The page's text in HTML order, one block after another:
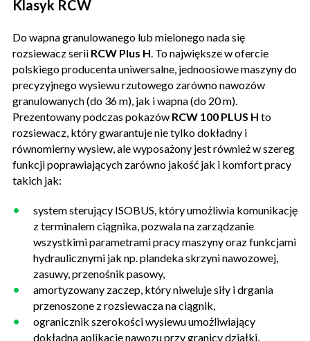
Klasyk RCW
Do wapna granulowanego lub mielonego nada się
rozsiewacz serii RCW Plus H . To największe w ofercie
polskiego producenta uniwersalne, jednoosiowe maszyny do
precyzyjnego wysiewu rzutowego zarówno nawozów
granulowanych (do 36 m), jak i wapna (do 20 m).
Prezentowany podczas pokazów RCW 100 PLUS H to
rozsiewacz, który gwarantuje nie tylko dokładny i
równomierny wysiew, ale wyposażony jest również w szereg
funkcji poprawiających zarówno jakość jak i komfort pracy
takich jak:
system sterujący ISOBUS, który umożliwia komunikację
z terminalem ciągnika, pozwala na zarządzanie
wszystkimi parametrami pracy maszyny oraz funkcjami
hydraulicznymi jak np. plandeka skrzyni nawozowej,
zasuwy, przenośnik pasowy,
amortyzowany zaczep, który niweluje siły i drgania
przenoszone z rozsiewacza na ciągnik,
ogranicznik szerokości wysiewu umożliwiający
dokładną aplikację nawozu przy granicy działki,